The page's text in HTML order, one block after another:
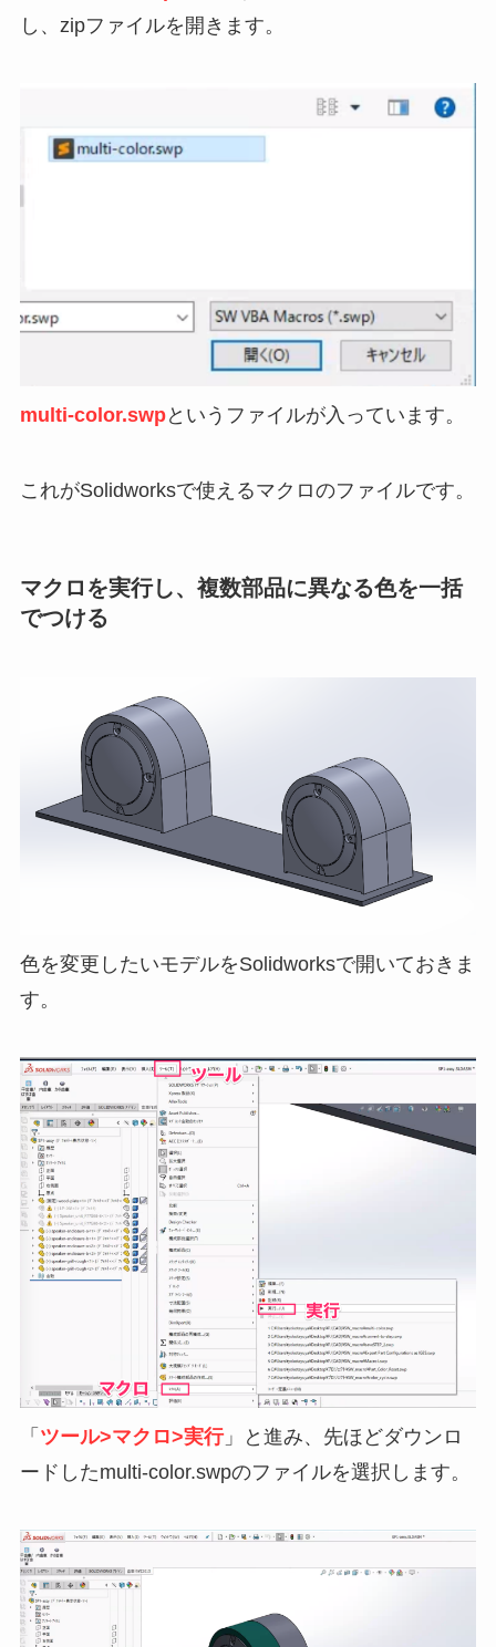
し、zipファイルを開きます。
multi-color.swpというファイルが入っています。
これがSolidworksで使えるマクロのファイルです。
マクロを実行し、複数部品に異なる色を一括
でつける
色を変更したいモデルをSolidworksで開いておきま
す。
「 ツール>マクロ>実行」と進み、先ほどダウンロ
ードしたmulti-color.swpのファイルを選択します。